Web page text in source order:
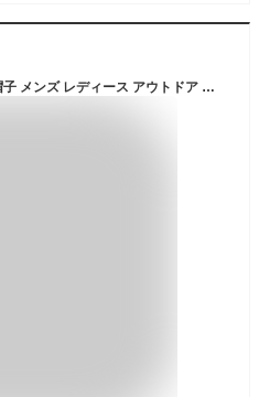
抗菌撥水アドベンチャーハット 帽子 メンズ レディース アウトドア キャンプ 春夏 男女兼用 コード取り外し可能 UVカット 通気性 シンプル カジュアル ストリート TYO-044 レインハット